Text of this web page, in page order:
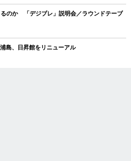
のか 「デジブレ」説明会／ラウンドテーブ
島、日昇館をリニューアル